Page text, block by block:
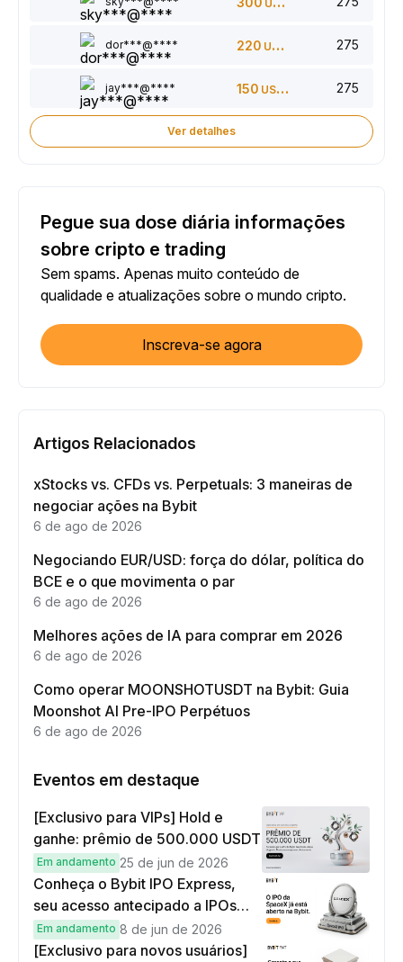
USDT
dor***@**** 220 USDT 275
jay***@**** 150 USDT 275
Ver detalhes
Pegue sua dose diária informações
sobre cripto e trading
Sem spams. Apenas muito conteúdo de
qualidade e atualizações sobre o mundo cripto.
Inscreva-se agora
Artigos Relacionados
xStocks vs. CFDs vs. Perpetuals: 3 maneiras de
negociar ações na Bybit
6 de ago de 2026
Negociando EUR/USD: força do dólar, política do
BCE e o que movimenta o par
6 de ago de 2026
Melhores ações de IA para comprar em 2026
6 de ago de 2026
Como operar MOONSHOTUSDT na Bybit: Guia
Moonshot AI Pre-IPO Perpétuos
6 de ago de 2026
Eventos em destaque
[Exclusivo para VIPs] Hold e
ganhe: prêmio de 500.000 USDT
Em andamento 25 de jun de 2026
Conheça o Bybit IPO Express,
seu acesso antecipado a IPOs
globais
Em andamento 8 de jun de 2026
[Exclusivo para novos usuários]